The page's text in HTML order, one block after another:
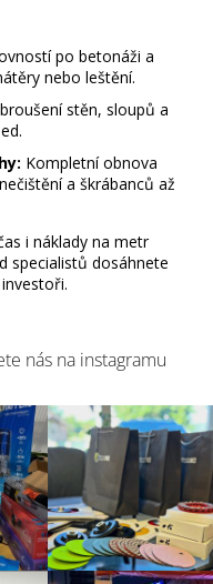
po betonáži a
nebo leštění.
stěn, sloupů a
Kompletní obnova
a škrábanců až
i náklady na metr
specialistů dosáhnete
nás na instagramu